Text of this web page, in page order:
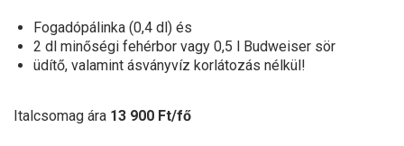
Fogadópálinka (0,4 dl) és
2 dl minőségi fehérbor vagy 0,5 l Budweiser sör
üdítő, valamint ásványvíz korlátozás nélkül!
Italcsomag ára 13 900 Ft/fő